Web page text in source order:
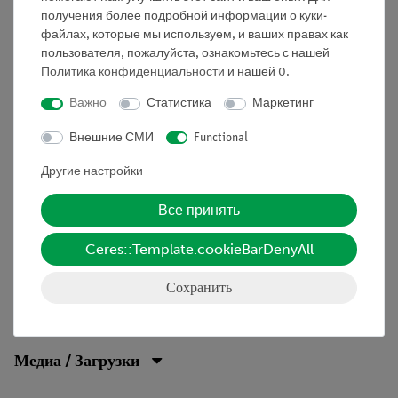
Получаем понятие о
Получите понятие о
• н-пропилбромид
• магний
• галоалканы
• реактив Гриньяра
• металлоорганические соединения
Медиа / Загрузки
получения более подробной информации о куки-
файлах, которые мы используем, и ваших правах как
пользователя, пожалуйста, ознакомьтесь с нашей
Политика конфиденциальности и нашей 0.
Важно Статистика Маркетинг
Внешние СМИ Functional
Другие настройки
Все принять
Ceres::Template.cookieBarDenyAll
Сохранить